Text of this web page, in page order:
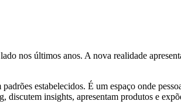
nos últimos anos. A nova realidade
estabelecidos. É um espaço onde
insights, apresentam produtos e